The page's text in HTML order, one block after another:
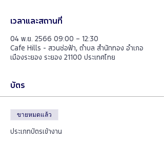
เวลาและสถานที่
04 พ.ย. 2566 09:00 – 12:30
Cafe Hills - สวนช่อฟ้า, ตำบล สำนักทอง อำเภอ
เมืองระยอง ระยอง 21100 ประเทศไทย
บัตร
ขายหมดแล้ว
ประเภทบัตรเข้างาน